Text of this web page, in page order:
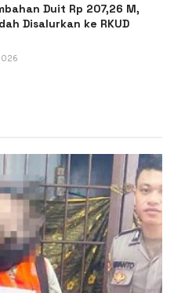
Duit Rp 207,26 M,
Disalurkan ke RKUD